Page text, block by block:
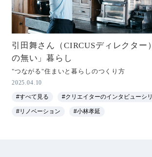
引田舞さん（CIRCUSディレクター
の無い」暮らし
"つながる"住まいと暮らしのつくり方
2025.04.10
#すべて見る #クリエイターのインタビューシ
#リノベーション #小林孝延